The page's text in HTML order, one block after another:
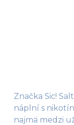
Značka Sic!
náplní s
najmä medzi